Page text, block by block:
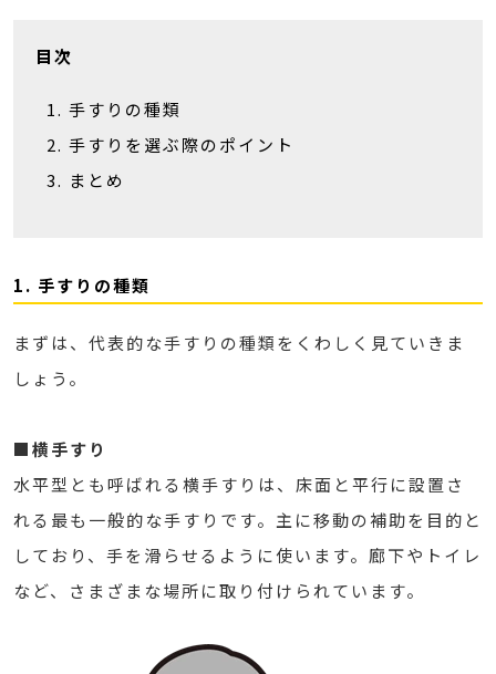
目次
手すりの種類
手すりを選ぶ際のポイント
まとめ
1. 手すりの種類
まずは、代表的な手すりの種類をくわしく見ていきま
しょう。
■横手すり
水平型とも呼ばれる横手すりは、床面と平行に設置さ
れる最も一般的な手すりです。主に移動の補助を目的と
しており、手を滑らせるように使います。廊下やトイレ
など、さまざまな場所に取り付けられています。